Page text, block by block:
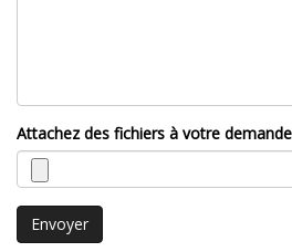
Attachez des fichiers à votre
Envoyer